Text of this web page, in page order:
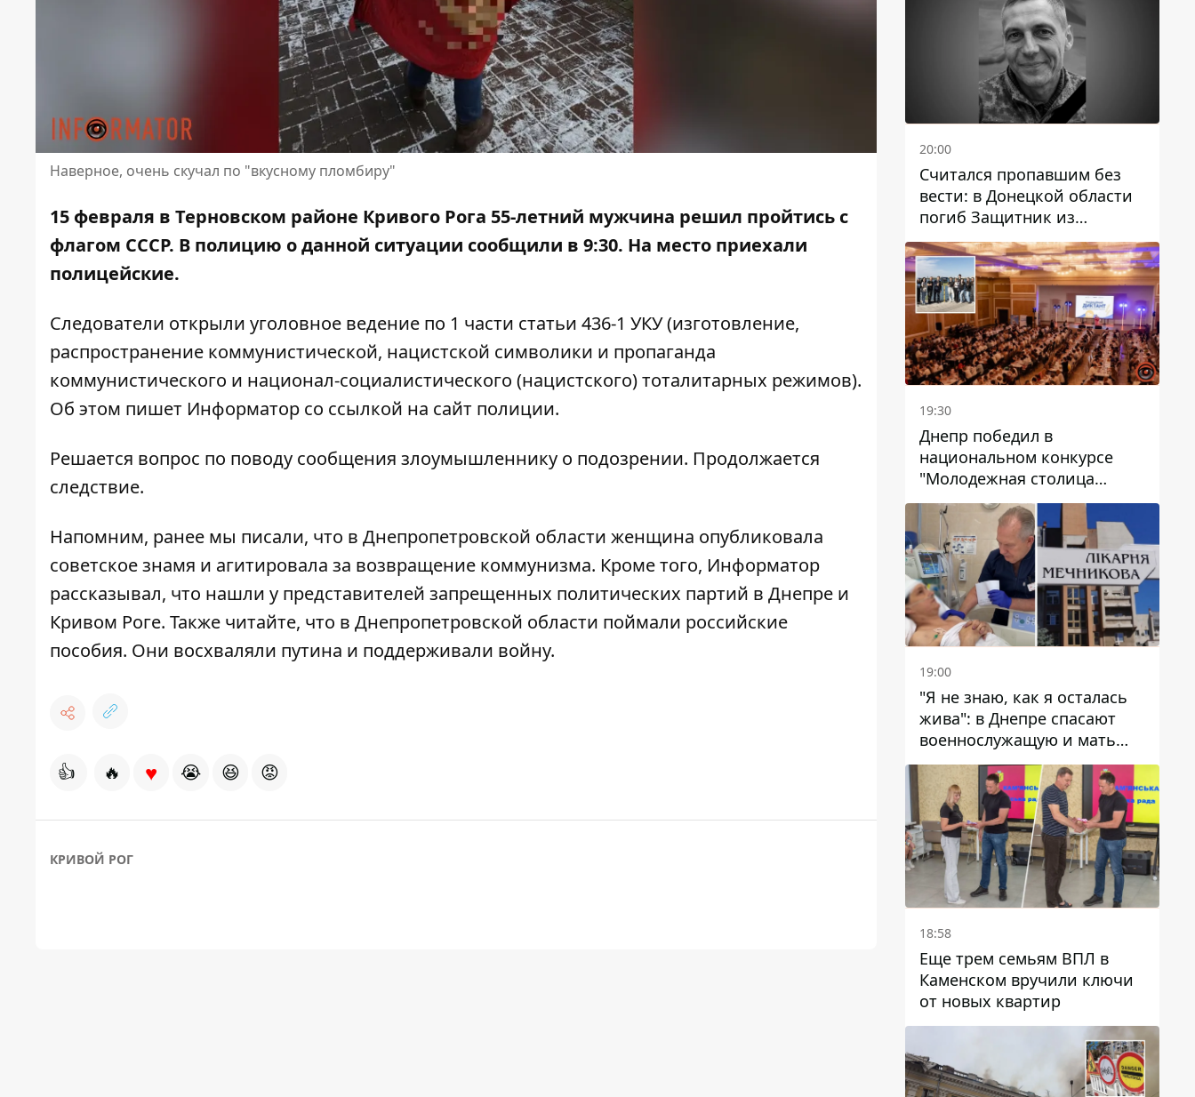
Наверное, очень скучал по "вкусному пломбиру"
15 февраля в Терновском районе Кривого Рога 55-летний мужчина решил пройтись с
флагом СССР. В полицию о данной ситуации сообщили в 9:30. На место приехали
полицейские.
Следователи открыли уголовное ведение по 1 части статьи 436-1 УКУ (изготовление,
распространение коммунистической, нацистской символики и пропаганда
коммунистического и национал-социалистического (нацистского) тоталитарных режимов).
Об этом пишет Информатор со ссылкой на сайт полиции.
Решается вопрос по поводу сообщения злоумышленнику о подозрении. Продолжается
следствие.
Напомним, ранее мы писали, что в Днепропетровской области женщина опубликовала
советское знамя и агитировала за возвращение коммунизма. Кроме того, Информатор
рассказывал, что нашли у представителей запрещенных политических партий в Днепре и
Кривом Роге. Также читайте, что в Днепропетровской области поймали российские
пособия. Они восхваляли путина и поддерживали войну.
👍 🔥 ♥ 😭 😆 😡
КРИВОЙ РОГ
20:00
Считался пропавшим без
вести: в Донецкой области
погиб Защитник из
Каменского Антон
Красовский
19:30
Днепр победил в
национальном конкурсе
"Молодежная столица
Украины – 2026"
19:00
"Я не знаю, как я осталась
жива": в Днепре спасают
военнослужащую и мать
четверых детей, которую
ранил КАБ
18:58
Еще трем семьям ВПЛ в
Каменском вручили ключи
от новых квартир